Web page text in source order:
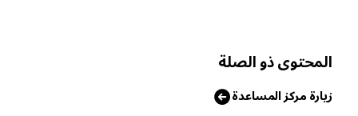
ذو الصلة
مركز المساعدة